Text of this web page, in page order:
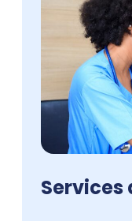
Services